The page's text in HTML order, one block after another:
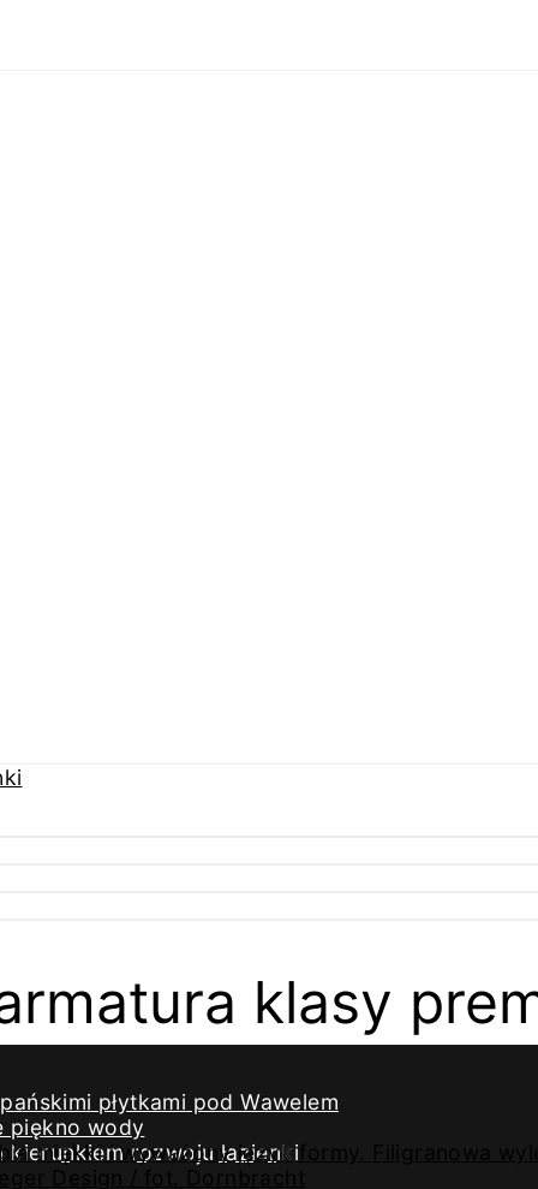
płytkami pod Wawelem
piękno wody
rozwoju łazienki
klasy